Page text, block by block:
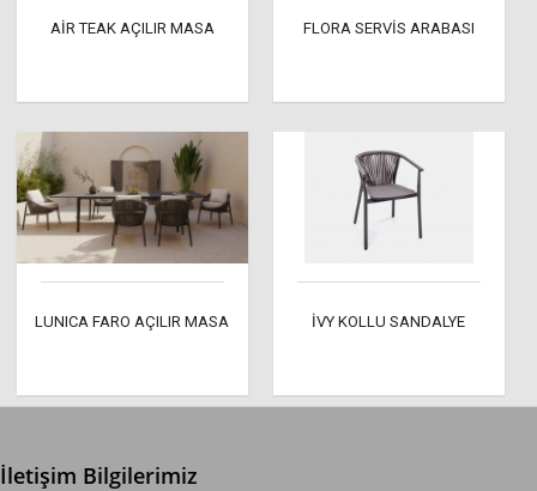
AİR TEAK AÇILIR MASA FLORA SERVİS ARABASI
LUNICA FARO AÇILIR MASA İVY KOLLU SANDALYE
İletişim Bilgilerimiz